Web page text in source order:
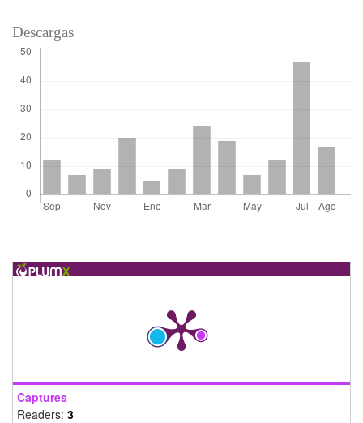
Descargas
Captures
Readers: 3